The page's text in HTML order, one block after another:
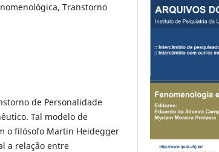
Transtorno
de Personalidade
Tal modelo de
o filósofo Martin Heidegger
a relação entre